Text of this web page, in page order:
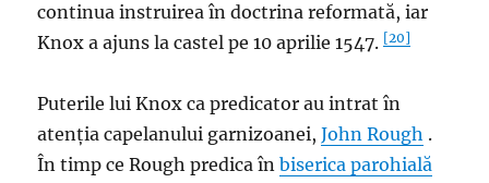
continua instruirea în doctrina reformată, iar
Knox a ajuns la castel pe 10 aprilie 1547.[20]
Puterile lui Knox ca predicator au intrat în
atenția capelanului garnizoanei,John Rough .
În timp ce Rough predica înbiserica parohială